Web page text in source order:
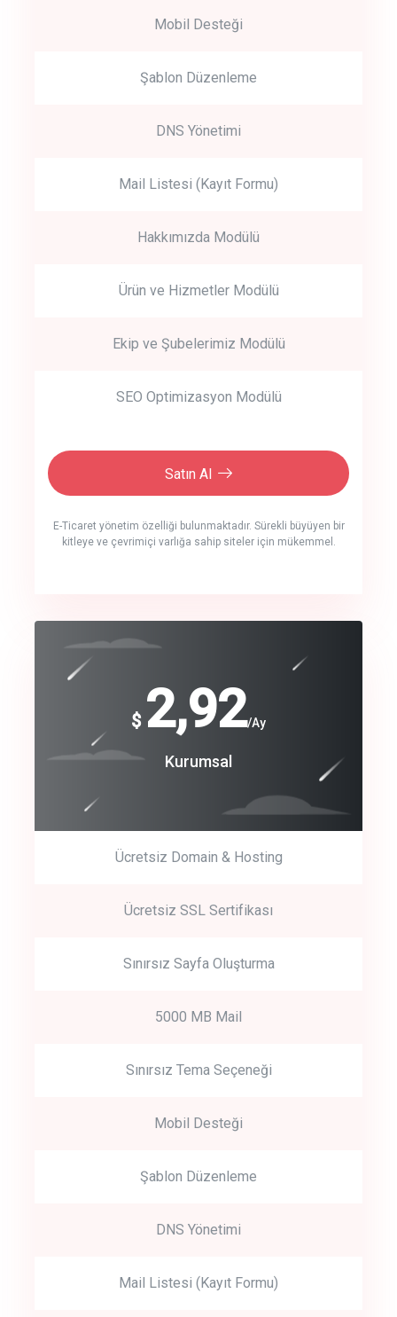
Mobil Desteği
Şablon Düzenleme
DNS Yönetimi
Mail Listesi (Kayıt Formu)
Hakkımızda Modülü
Ürün ve Hizmetler Modülü
Ekip ve Şubelerimiz Modülü
SEO Optimizasyon Modülü
Satın Al
E-Ticaret yönetim özelliği bulunmaktadır. Sürekli büyüyen bir
kitleye ve çevrimiçi varlığa sahip siteler için mükemmel.
crm auto cync
track energy costs
Get Started
Start by trying our service for 30 days free trial no credit card
$ 2,92/Ay
Kurumsal
Ücretsiz Domain & Hosting
Ücretsiz SSL Sertifikası
Sınırsız Sayfa Oluşturma
5000 MB Mail
Sınırsız Tema Seçeneği
Mobil Desteği
Şablon Düzenleme
DNS Yönetimi
Mail Listesi (Kayıt Formu)
$
240
Coroprate